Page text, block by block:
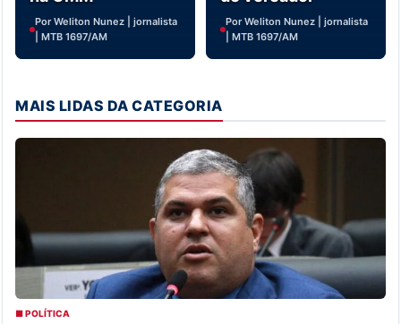
Por Weliton Nunez | jornalista
| MTB 1697/AM
Por Weliton Nunez | jornalista
| MTB 1697/AM
MAIS LIDAS DA CATEGORIA
■ POLÍTICA